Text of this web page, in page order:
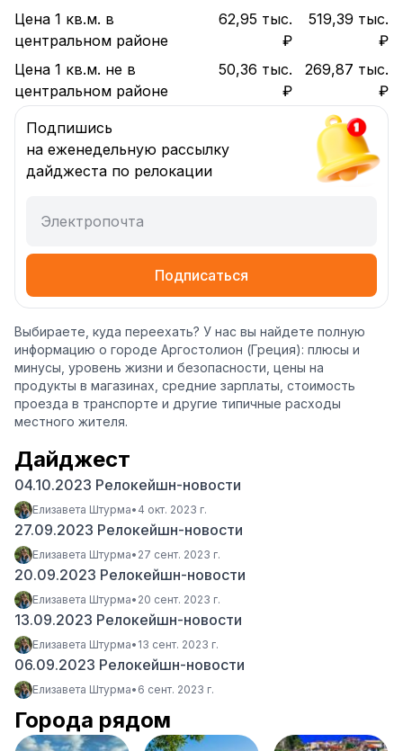
Цена 1 кв.м. в
центральном районе
62,95 тыс.
₽
519,39 тыс.
₽
Цена 1 кв.м. не в
центральном районе
50,36 тыс.
₽
269,87 тыс.
₽
Подпишись
на еженедельную рассылку
дайджеста по релокации
Электропочта
Подписаться
Выбираете, куда переехать? У нас вы найдете полную
информацию о городе Аргостолион (Греция): плюсы и
минусы, уровень жизни и безопасности, цены на
продукты в магазинах, средние зарплаты, стоимость
проезда в транспорте и другие типичные расходы
местного жителя.
Дайджест
04.10.2023 Релокейшн-новости
Елизавета Штурма• 4 окт. 2023 г.
27.09.2023 Релокейшн-новости
Елизавета Штурма• 27 сент. 2023 г.
20.09.2023 Релокейшн-новости
Елизавета Штурма• 20 сент. 2023 г.
13.09.2023 Релокейшн-новости
Елизавета Штурма• 13 сент. 2023 г.
06.09.2023 Релокейшн-новости
Елизавета Штурма• 6 сент. 2023 г.
Города рядом